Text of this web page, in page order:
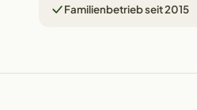
Familienbetrieb seit 2015